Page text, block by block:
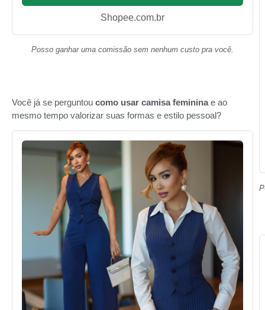
Shopee.com.br
Posso ganhar uma comissão sem nenhum custo pra você.
Você já se perguntou como usar camisa femininae ao
mesmo tempo valorizar suas formas e estilo pessoal?